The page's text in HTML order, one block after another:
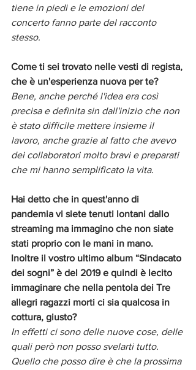
tiene in piedi e le emozioni del
concerto fanno parte del racconto
stesso.
Come ti sei trovato nelle vesti di regista,
che è un'esperienza nuova per te?
Bene, anche perché l'idea era così
precisa e definita sin dall'inizio che non
è stato difficile mettere insieme il
lavoro, anche grazie al fatto che avevo
dei collaboratori molto bravi e preparati
che mi hanno semplificato la vita.
Hai detto che in quest'anno di
pandemia vi siete tenuti lontani dallo
streaming ma immagino che non siate
stati proprio con le mani in mano.
Inoltre il vostro ultimo album “Sindacato
dei sogni” è del 2019 e quindi è lecito
immaginare che nella pentola dei Tre
allegri ragazzi morti ci sia qualcosa in
cottura, giusto?
In effetti ci sono delle nuove cose, delle
quali però non posso svelarti tutto.
Quello che posso dire è che la prossima